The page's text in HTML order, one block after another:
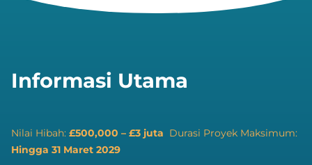
Informasi Utama
Nilai Hibah: £500,000 – £3 juta Durasi Proyek Maksimum:
Hingga 31 Maret 2029